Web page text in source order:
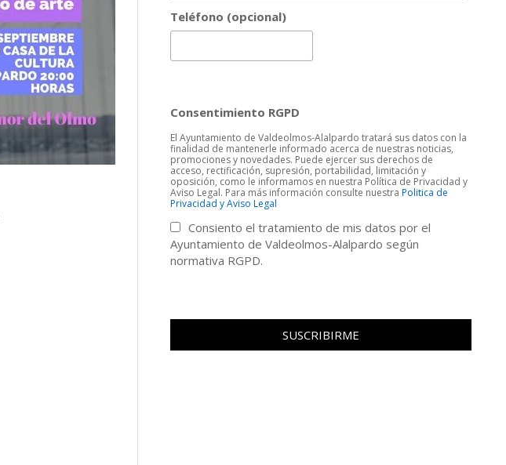
Teléfono (opcional)
Consentimiento RGPD
El Ayuntamiento de Valdeolmos-Alalpardo tratará sus datos con la
finalidad de mantenerle informado acerca de nuestras noticias,
promociones y novedades. Puede ejercer sus derechos de
acceso, rectificación, supresión, portabilidad, limitación y
oposición, como le informamos en nuestra Política de Privacidad y
Aviso Legal. Para más información consulte nuestraPolitica de
Privacidad y Aviso Legal
Consiento el tratamiento de mis datos por el
Ayuntamiento de Valdeolmos-Alalpardo según
normativa RGPD.